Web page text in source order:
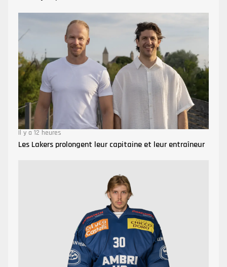
Il y a 12 heures
Les Lakers prolongent leur capitaine et leur entraîneur